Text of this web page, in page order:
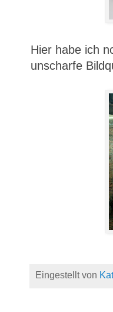
Hier habe ich
unscharfe
Eingestellt von